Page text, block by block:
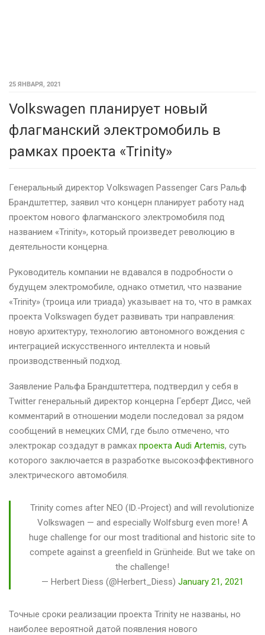
25 ЯНВАРЯ, 2021
Volkswagen планирует новый
флагманский электромобиль в
рамках проекта «Trinity»
Генеральный директор Volkswagen Passenger Cars Ральф
Брандштеттер, заявил что концерн планирует работу над
проектом нового флагманского электромобиля под
названием «Trinity», который произведет революцию в
деятельности концерна.
Руководитель компании не вдавался в подробности о
будущем электромобиле, однако отметил, что название
«Trinity» (троица или триада) указывает на то, что в рамках
проекта Volkswagen будет развивать три направления:
новую архитектуру, технологию автономного вождения с
интеграцией искусственного интеллекта и новый
производственный подход.
Заявление Ральфа Брандштеттера, подтвердил у себя в
Twitter генеральный директор концерна Герберт Дисс, чей
комментарий в отношении модели последовал за рядом
сообщений в немецких СМИ, где было отмечено, что
электрокар создадут в рамках проекта Audi Artemis, суть
которого заключается в разработке высокоэффективного
электрического автомобиля.
Trinity comes after NEO (ID.-Project) and will revolutionize
Volkswagen — and especially Wolfsburg even more! A
huge challenge for our most traditional and historic site to
compete against a greenfield in Grünheide. But we take on
the challenge!
— Herbert Diess (@Herbert_Diess) January 21, 2021
Точные сроки реализации проекта Trinity не названы, но
наиболее вероятной датой появления нового